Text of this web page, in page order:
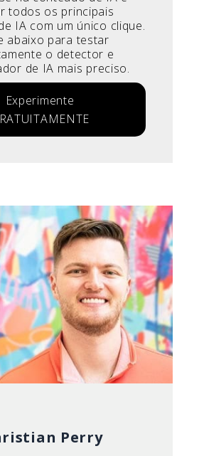
todos os principais
IA com um único clique.
abaixo para testar
o detector e
de IA mais preciso.
Experimente
Perry